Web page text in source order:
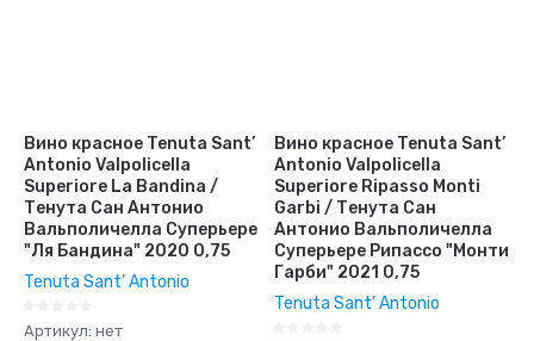
Вино красное Tenuta Sant’
Antonio Valpolicella
Superiore La Bandina /
Тенута Сан Антонио
Вальполичелла Суперьере
"Ля Бандина" 2020 0,75
Tenuta Sant’ Antonio
Артикул: нет
Вино красное Tenuta Sant’
Antonio Valpolicella
Superiore Ripasso Monti
Garbi / Тенута Сан
Антонио Вальполичелла
Суперьере Рипассо "Монти
Гарби" 2021 0,75
Tenuta Sant’ Antonio